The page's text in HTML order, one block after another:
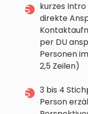
kurzes
direkte
per DU
Personen
2,5 Zeilen)
3 bis 4
Person